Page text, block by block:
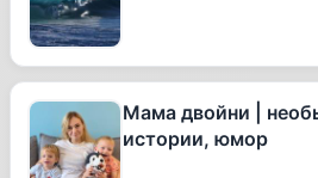
Мама двойни |
истории, юмор